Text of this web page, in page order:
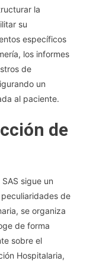
la
su
específicos
los informes
de
un
al paciente.
de
sigue un
de
se organiza
de forma
sobre el
Hospitalaria,